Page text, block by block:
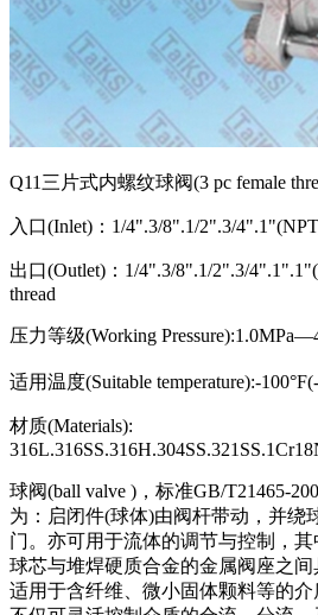
Q11三片式内螺纹球阀(3 pc female
入口(Inlet)：1/4".3/8".1/2".3/
出口(Outlet)：1/4".3/8".1/2".3/
thread
压力等级(Working
适用温度(Suitable temperature):-
材质(Materials):
球阀(ball valve )，标准GB/T21465-
为：启闭件(球体)由阀杆带动，并绕
门。亦可用于流体的调节与控制，
球芯与堆焊硬质合金的金属阀座之
适用于含纤维、微小固体颗料等的